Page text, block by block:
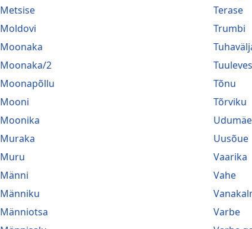
Metsise
Moldovi
Moonaka
Moonaka/2
Moonapõllu
Mooni
Moonika
Muraka
Muru
Männi
Männiku
Männiotsa
Terase
Trumbi
Tõnu
Tõrviku
Udumäe
Uusõue
Vaarika
Vahe
Varbe